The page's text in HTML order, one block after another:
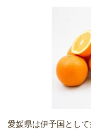
愛媛県は伊予国とし